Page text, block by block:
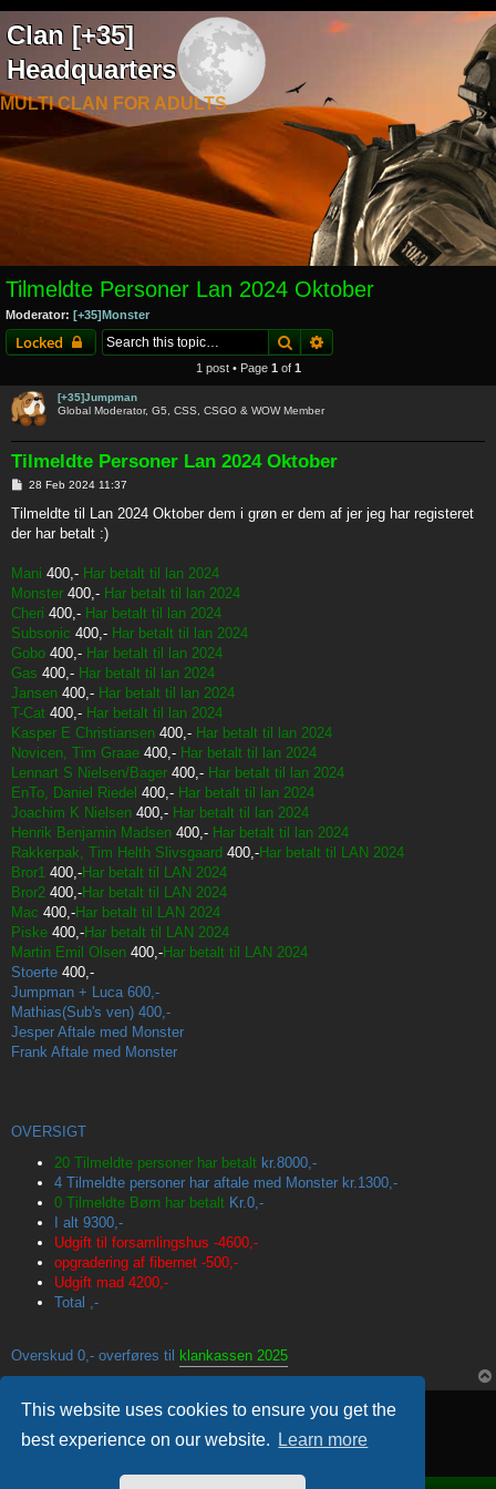
This website uses cookies to ensure you get the
best experience on our website.
Learn more
Clan [+35]
Headquarters
MULTI CLAN FOR ADULTS
Tilmeldte Personer Lan 2024 Oktober
Moderator: [+35]Monster
Locked Search
1 post • Page 1 of 1
[+35]Jumpman
Global Moderator, G5, CSS, CSGO & WOW Member
Tilmeldte Personer Lan 2024 Oktober
P
s
28 Feb 2024 11:37
Tilmeldte til Lan 2024 Oktober dem i grøn er dem af jer jeg har registeret
der har betalt :)
Mani 400,- Har betalt til lan 2024
Monster 400,- Har betalt til lan 2024
Cheri 400,- Har betalt til lan 2024
Subsonic 400,- Har betalt til lan 2024
Gobo 400,- Har betalt til lan 2024
Gas 400,- Har betalt til lan 2024
Jansen 400,- Har betalt til lan 2024
T-Cat 400,- Har betalt til lan 2024
Kasper E Christiansen 400,- Har betalt til lan 2024
Novicen, Tim Graae 400,- Har betalt til lan 2024
Lennart S Nielsen/Bager 400,- Har betalt til lan 2024
EnTo, Daniel Riedel 400,- Har betalt til lan 2024
Joachim K Nielsen 400,- Har betalt til lan 2024
Henrik Benjamin Madsen 400,- Har betalt til lan 2024
Rakkerpak, Tim Helth Slivsgaard 400,-Har betalt til LAN 2024
Bror1 400,-Har betalt til LAN 2024
Bror2 400,-Har betalt til LAN 2024
Mac 400,-Har betalt til LAN 2024
Piske 400,-Har betalt til LAN 2024
Martin Emil Olsen 400,-Har betalt til LAN 2024
Stoerte 400,-
Jumpman + Luca 600,-
Mathias(Sub's ven) 400,-
Jesper Aftale med Monster
Frank Aftale med Monster
OVERSIGT
20 Tilmeldte personer har betalt kr.8000,-
4 Tilmeldte personer har aftale med Monster kr.1300,-
0 Tilmeldte Børn har betalt Kr.0,-
I alt 9300,-
Udgift til forsamlingshus -4600,-
opgradering af fibernet -500,-
Udgift mad 4200,-
Total ,-
Overskud 0,- overføres til klankassen 2025
Locked